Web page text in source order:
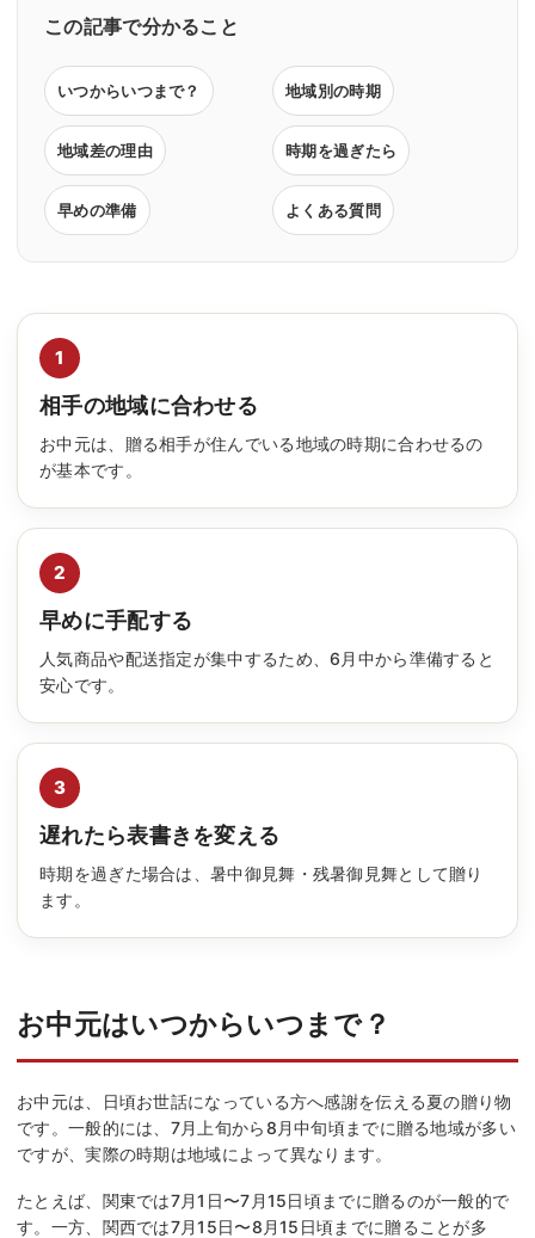
この記事で分かること
いつからいつまで？ 地域別の時期
地域差の理由 時期を過ぎたら
早めの準備 よくある質問
1
相手の地域に合わせる
お中元は、贈る相手が住んでいる地域の時期に合わせるの
が基本です。
2
早めに手配する
人気商品や配送指定が集中するため、6月中から準備すると
安心です。
3
遅れたら表書きを変える
時期を過ぎた場合は、暑中御見舞・残暑御見舞として贈り
ます。
お中元はいつからいつまで？
お中元は、日頃お世話になっている方へ感謝を伝える夏の贈り物
です。一般的には、7月上旬から8月中旬頃までに贈る地域が多い
ですが、実際の時期は地域によって異なります。
たとえば、関東では7月1日〜7月15日頃までに贈るのが一般的で
す。一方、関西では7月15日〜8月15日頃までに贈ることが多